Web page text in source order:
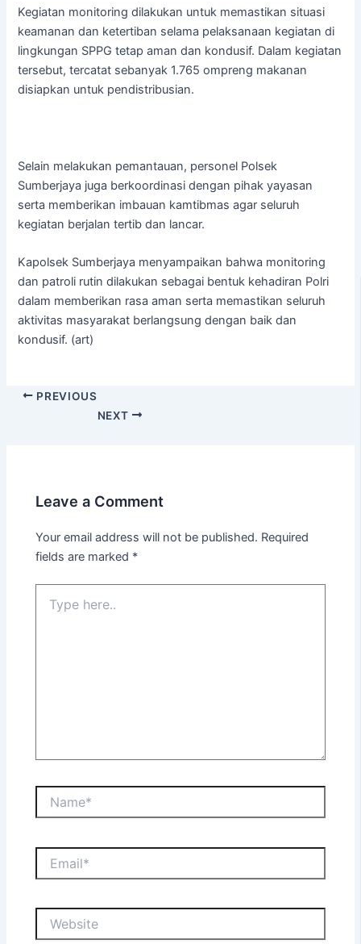
Kegiatan monitoring dilakukan untuk memastikan situasi
keamanan dan ketertiban selama pelaksanaan kegiatan di
lingkungan SPPG tetap aman dan kondusif. Dalam kegiatan
tersebut, tercatat sebanyak 1.765 ompreng makanan
disiapkan untuk pendistribusian.
Selain melakukan pemantauan, personel Polsek
Sumberjaya juga berkoordinasi dengan pihak yayasan
serta memberikan imbauan kamtibmas agar seluruh
kegiatan berjalan tertib dan lancar.
Kapolsek Sumberjaya menyampaikan bahwa monitoring
dan patroli rutin dilakukan sebagai bentuk kehadiran Polri
dalam memberikan rasa aman serta memastikan seluruh
aktivitas masyarakat berlangsung dengan baik dan
kondusif. (art)
PREVIOUS
NEXT
Leave a Comment
Your email address will not be published. Required
fields are marked *
here..